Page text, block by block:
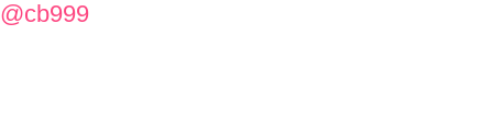
@cb999